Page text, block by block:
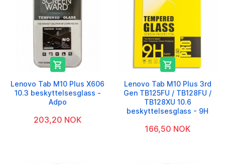

Lenovo Tab M10 Plus X606
10.3 beskyttelsesglass -
Adpo
203,20 NOK

Lenovo Tab M10 Plus 3rd
Gen TB125FU / TB128FU /
TB128XU 10.6
beskyttelsesglass - 9H
166,50 NOK